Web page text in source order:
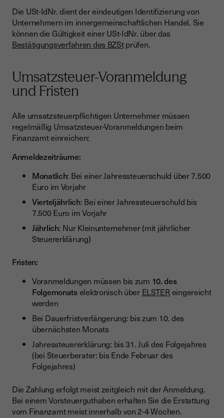
Die USt-IdNr. dient der eindeutigen Identifizierung von
Unternehmern im innergemeinschaftlichen Handel. Sie
können die Gültigkeit einer USt-IdNr. über das
Bestätigungsverfahren des BZStprüfen.
Umsatzsteuer-Voranmeldung
und Fristen
Alle umsatzsteuerpflichtigen Unternehmer müssen
regelmäßig Umsatzsteuer-Voranmeldungen beim
Finanzamt einreichen:
Anmeldezeiträume:
Monatlich: Bei einer Jahressteuerschuld über 7.500
Euro im Vorjahr
Vierteljährlich: Bei einer Jahressteuerschuld bis
7.500 Euro im Vorjahr
Jährlich: Nur Kleinunternehmer (mit jährlicher
Steuererklärung)
Fristen:
Voranmeldungen müssen bis zum 10. des
Folgemonatselektronisch über ELSTEReingereicht
werden
Bei Dauerfristverlängerung: bis zum 10. des
übernächsten Monats
Jahressteuererklärung: bis 31. Juli des Folgejahres
(bei Steuerberater: bis Ende Februar des
Folgejahres)
Die Zahlung erfolgt meist zeitgleich mit der Anmeldung.
Bei einem Vorsteuerguthaben erhalten Sie die Erstattung
vom Finanzamt meist innerhalb von 2-4 Wochen.